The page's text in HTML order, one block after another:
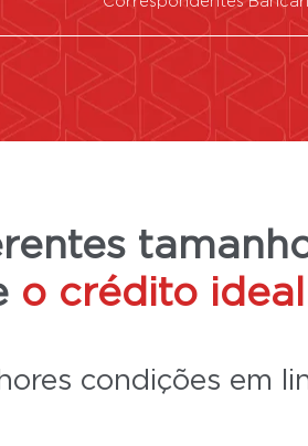
o crédito
condições em